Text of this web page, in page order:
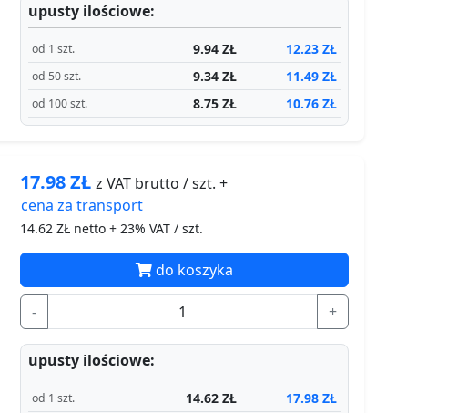
upusty ilościowe:
od 1 szt. 9.94 ZŁ 12.23 ZŁ
od 50 szt. 9.34 ZŁ 11.49 ZŁ
od 100 szt. 8.75 ZŁ 10.76 ZŁ
17.98ZŁz VAT brutto / szt. +
cena za transport
14.62 ZŁ netto + 23% VAT / szt.
- +
do koszyka
upusty ilościowe:
od 1 szt. 14.62 ZŁ 17.98 ZŁ